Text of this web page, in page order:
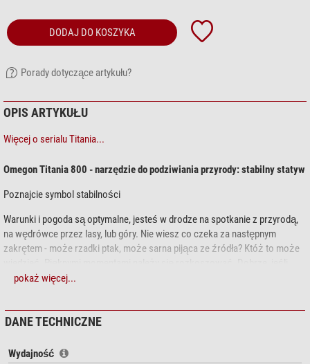
DODAJ DO KOSZYKA
Porady dotyczące artykułu?
OPIS ARTYKUŁU
Więcej o serialu Titania...
Omegon Titania 800 - narzędzie do podziwiania przyrody: stabilny statyw
Poznajcie symbol stabilności
Warunki i pogoda są optymalne, jesteś w drodze na spotkanie z przyrodą,
na wędrówce przez lasy, lub góry. Nie wiesz co czeka za następnym
zakrętem - może rzadki ptak, może sarna pijąca ze źródła? Któż to może
masz ze sobą odpowiedni statyw.
Statywy trójnożne Omegon Titania oferują wysoką stabilność przy niskim
Zabierz statyw na spotkanie z przyrodą - tam toczy sie przedstawienie, na
pokaż więcej...
DANE TECHNICZNE
Wydajność